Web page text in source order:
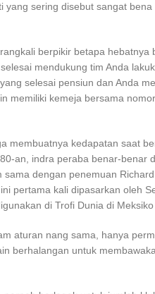
sering disebut sangat
berpikir betapa
mendukung tim Anda
selesai pensiun dan Anda
memiliki kemeja bersama
membuatnya kedapatan saat
an, indra peraba benar-benar
dengan penemuan
pertama kali dipasarkan oleh
di Trofi Dunia di
aturan nang sama, hanya
berhalangan untuk